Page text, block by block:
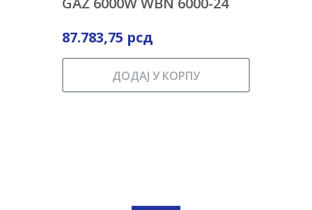
87.783,75 рсд
ДОДАЈ У КОРПУ